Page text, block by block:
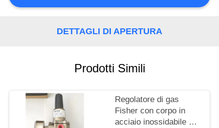
MAPPA
INFORMATIVA
SULLA
PRIVACY
DETTAGLI DI APERTURA
Prodotti Simili
Regolatore di gas
Fisher con corpo in
acciaio inossidabile e